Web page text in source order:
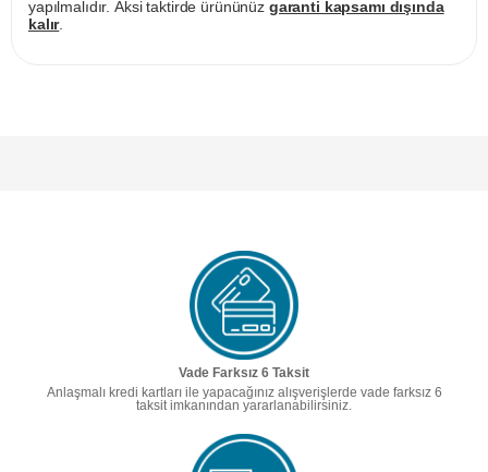
yapılmalıdır. Aksi taktirde ürününüz garanti kapsamı dışında
kalır.
Vade Farksız 6 Taksit
Anlaşmalı kredi kartları ile yapacağınız alışverişlerde vade farksız 6
taksit imkanından yararlanabilirsiniz.